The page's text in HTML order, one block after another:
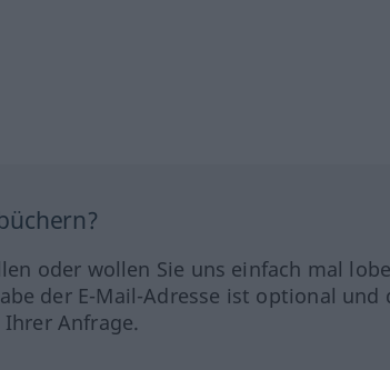
oder wollen Sie uns einfach mal
der E-Mail-Adresse ist optional und
Anfrage.